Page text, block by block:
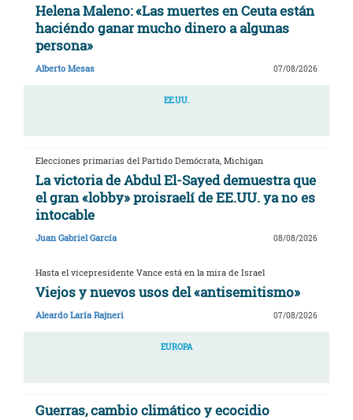
Helena Maleno: «Las muertes en Ceuta están
haciéndo ganar mucho dinero a algunas
persona»
Alberto Mesas 07/08/2026
EE.UU.
Elecciones primarias del Partido Demócrata, Michigan
La victoria de Abdul El-Sayed demuestra que
el gran «lobby» proisraelí de EE.UU. ya no es
intocable
Juan Gabriel García 08/08/2026
Hasta el vicepresidente Vance está en la mira de Israel
Viejos y nuevos usos del «antisemitismo»
Aleardo Laría Rajneri 07/08/2026
EUROPA
Guerras, cambio climático y ecocidio